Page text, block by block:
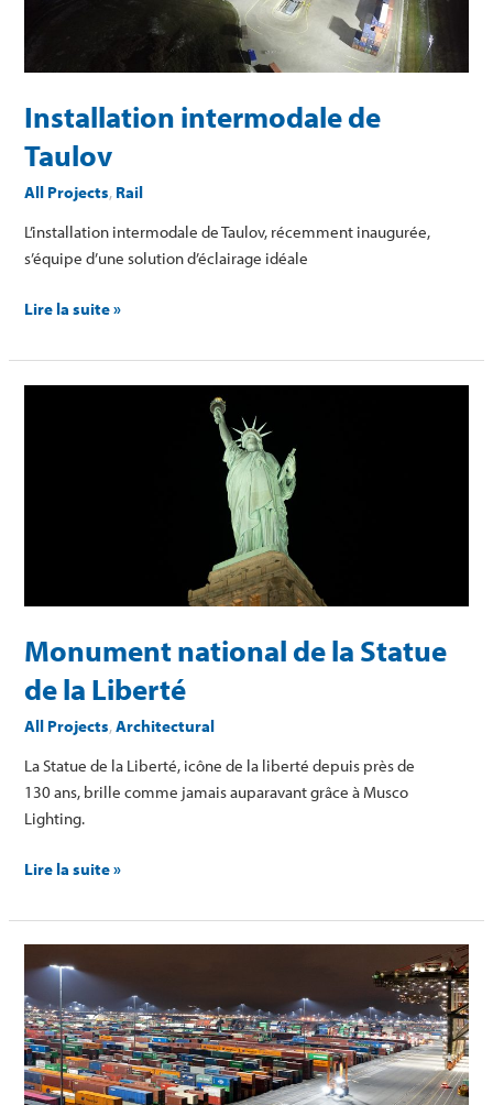
Installation intermodale de
Taulov
All Projects, Rail
L’installation intermodale de Taulov, récemment inaugurée,
s’équipe d’une solution d’éclairage idéale
Lire la suite »
Monument national de la Statue
de la Liberté
All Projects,Architectural
La Statue de la Liberté, icône de la liberté depuis près de
130 ans, brille comme jamais auparavant grâce à Musco
Lighting.
Lire la suite »
Maher
Terminals